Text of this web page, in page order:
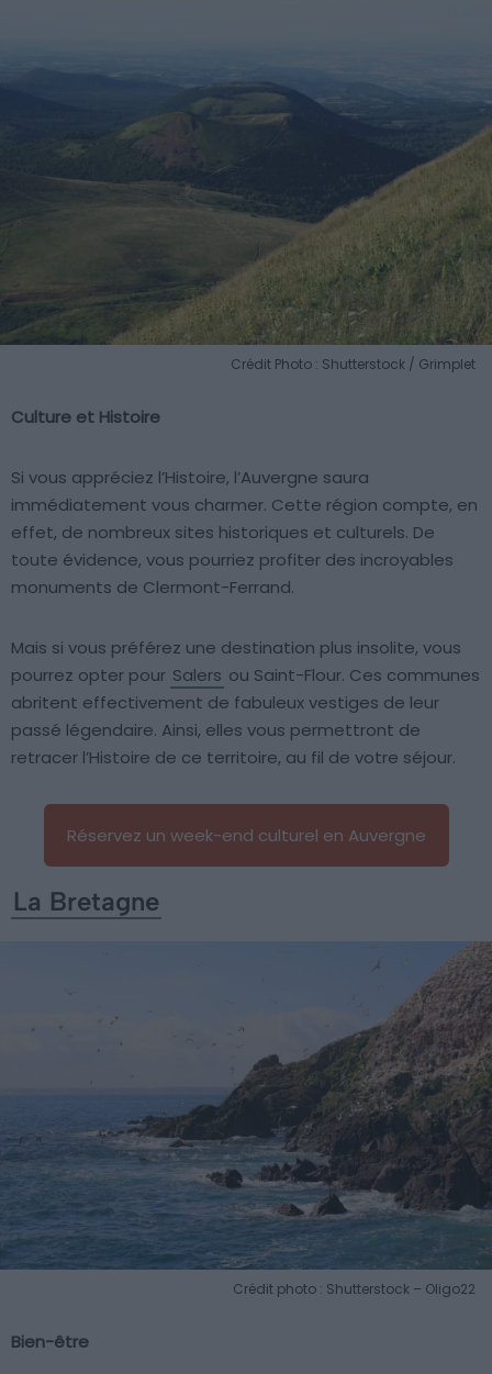
Crédit Photo : Shutterstock / Grimplet
Culture et Histoire
Si vous appréciez l’Histoire, l’Auvergne saura
immédiatement vous charmer. Cette région compte, en
effet, de nombreux sites historiques et culturels. De
toute évidence, vous pourriez profiter des incroyables
monuments de Clermont-Ferrand.
Mais si vous préférez une destination plus insolite, vous
pourrez opter pour Salers ou Saint-Flour. Ces communes
abritent effectivement de fabuleux vestiges de leur
passé légendaire. Ainsi, elles vous permettront de
retracer l’Histoire de ce territoire, au fil de votre séjour.
Réservez un week-end culturel en Auvergne
La Bretagne
Crédit photo : Shutterstock – Oligo22
Bien-être